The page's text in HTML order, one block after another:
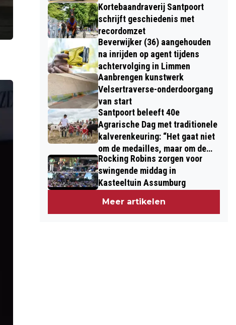
Kortebaandraverij Santpoort
schrijft geschiedenis met
recordomzet
Beverwijker (36) aangehouden
na inrijden op agent tijdens
achtervolging in Limmen
Aanbrengen kunstwerk
Velsertraverse-onderdoorgang
van start
Santpoort beleeft 40e
Agrarische Dag met traditionele
kalverenkeuring: “Het gaat niet
om de medailles, maar om de
kinderen”
Rocking Robins zorgen voor
swingende middag in
Kasteeltuin Assumburg
Meer artikelen